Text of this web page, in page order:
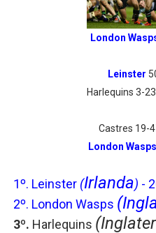
London
Leinster
Harlequins 3-23
Castres 19-
London Wasps
1º. Leinster (Irlanda) -
2º. London Wasps
3º. Harlequins